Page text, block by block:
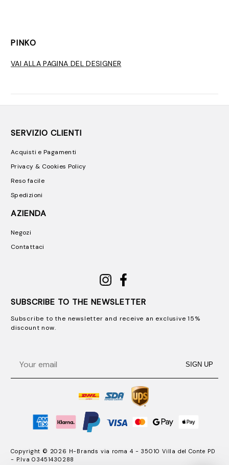
PINKO
VAI ALLA PAGINA DEL DESIGNER
SERVIZIO CLIENTI
Acquisti e Pagamenti
Privacy & Cookies Policy
Reso facile
Spedizioni
AZIENDA
Negozi
Contattaci
SUBSCRIBE TO THE NEWSLETTER
Subscribe to the newsletter and receive an exclusive 15%
discount now.
SIGN UP
Copyright © 2026 H-Brands via roma 4 - 35010 Villa del Conte PD
- P.Iva 03451430288